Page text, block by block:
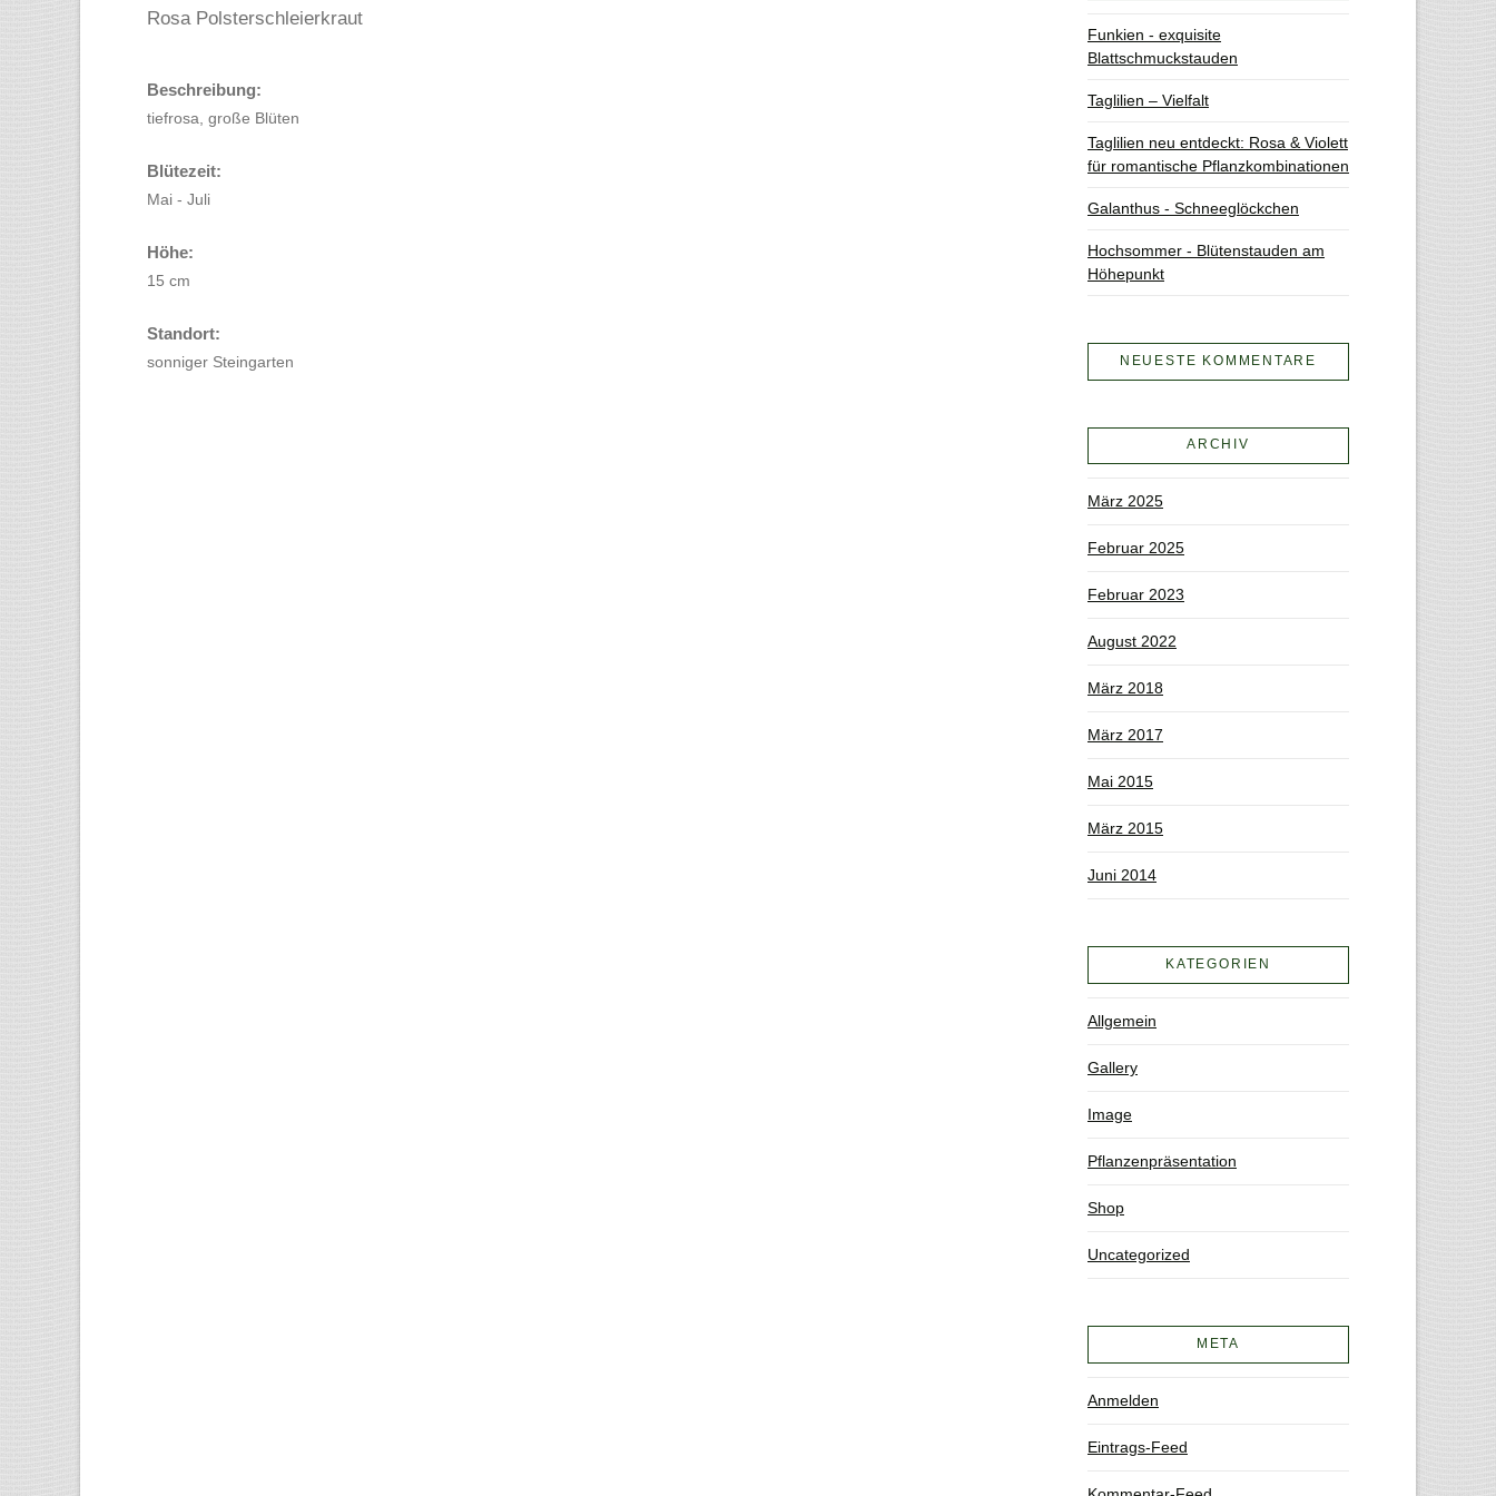
Rosa Polsterschleierkraut
Beschreibung:
tiefrosa, große Blüten
Blütezeit:
Mai - Juli
Höhe:
15 cm
Standort:
sonniger Steingarten
Funkien - exquisite
Blattschmuckstauden
Taglilien – Vielfalt
Taglilien neu entdeckt: Rosa & Violett
für romantische Pflanzkombinationen
Galanthus - Schneeglöckchen
Hochsommer - Blütenstauden am
Höhepunkt
NEUESTE KOMMENTARE
ARCHIV
März 2025
Februar 2025
Februar 2023
August 2022
März 2018
März 2017
Mai 2015
März 2015
Juni 2014
KATEGORIEN
Allgemein
Gallery
Image
Pflanzenpräsentation
Shop
Uncategorized
META
Anmelden
Eintrags-Feed